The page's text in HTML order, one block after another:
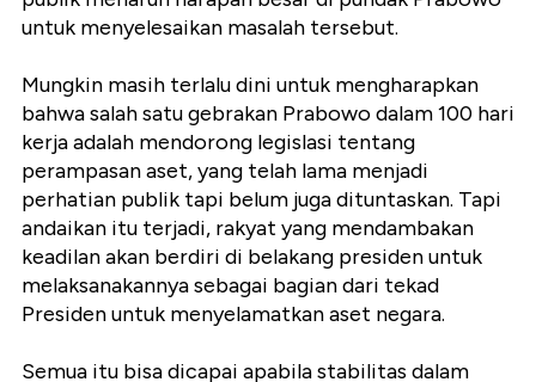
untuk menyelesaikan masalah tersebut.
Mungkin masih terlalu dini untuk mengharapkan
bahwa salah satu gebrakan Prabowo dalam 100 hari
kerja adalah mendorong legislasi tentang
perampasan aset, yang telah lama menjadi
perhatian publik tapi belum juga dituntaskan. Tapi
andaikan itu terjadi, rakyat yang mendambakan
keadilan akan berdiri di belakang presiden untuk
melaksanakannya sebagai bagian dari tekad
Presiden untuk menyelamatkan aset negara.
Semua itu bisa dicapai apabila stabilitas dalam